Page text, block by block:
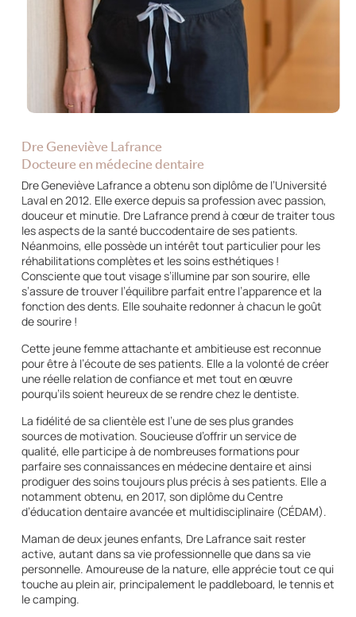
Dre Geneviève Lafrance
Docteure en médecine dentaire
Dre Geneviève Lafrance a obtenu son diplôme de l’Université
Laval en 2012. Elle exerce depuis sa profession avec passion,
douceur et minutie. Dre Lafrance prend à cœur de traiter tous
les aspects de la santé buccodentaire de ses patients.
Néanmoins, elle possède un intérêt tout particulier pour les
réhabilitations complètes et les soins esthétiques !
Consciente que tout visage s’illumine par son sourire, elle
s’assure de trouver l’équilibre parfait entre l’apparence et la
fonction des dents. Elle souhaite redonner à chacun le goût
de sourire !
Cette jeune femme attachante et ambitieuse est reconnue
pour être à l’écoute de ses patients. Elle a la volonté de créer
une réelle relation de confiance et met tout en œuvre
pourqu’ils soient heureux de se rendre chez le dentiste.
La fidélité de sa clientèle est l’une de ses plus grandes
sources de motivation. Soucieuse d’offrir un service de
qualité, elle participe à de nombreuses formations pour
parfaire ses connaissances en médecine dentaire et ainsi
prodiguer des soins toujours plus précis à ses patients. Elle a
notamment obtenu, en 2017, son diplôme du Centre
d’éducation dentaire avancée et multidisciplinaire (CÉDAM).
Maman de deux jeunes enfants, Dre Lafrance sait rester
active, autant dans sa vie professionnelle que dans sa vie
personnelle. Amoureuse de la nature, elle apprécie tout ce qui
touche au plein air, principalement le paddleboard, le tennis et
le camping.